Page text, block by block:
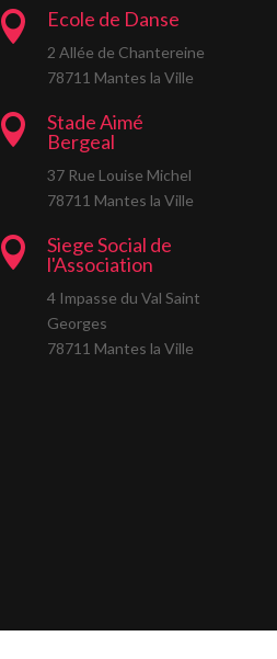
 Ecole de Danse
2 Allée de Chantereine
78711 Mantes la Ville

Stade Aimé
Bergeal
37 Rue Louise Michel
78711 Mantes la Ville

Siege Social de
l'Association
4 Impasse du Val Saint
Georges
78711 Mantes la Ville